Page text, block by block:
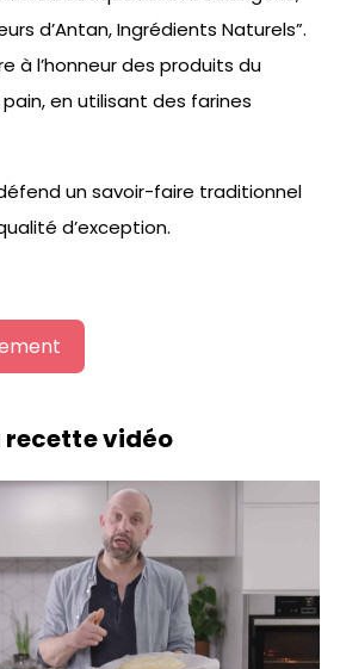
d’Antan, Ingrédients Naturels”.
à l’honneur des produits du
en utilisant des farines
un savoir-faire traditionnel
d’exception.
recette vidéo